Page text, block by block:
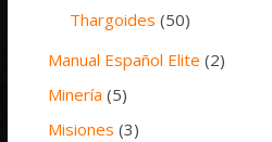
Thargoides (50)
Manual Español Elite (2)
Minería (5)
Misiones (3)